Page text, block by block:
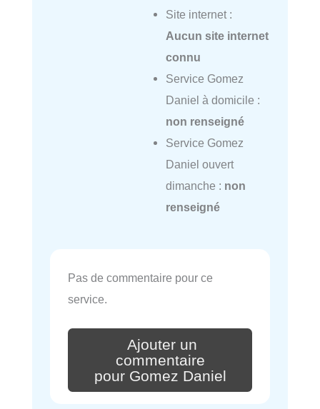
Site internet :
Aucun site internet
connu
Service Gomez
Daniel à domicile :
non renseigné
Service Gomez
Daniel ouvert
dimanche : non
renseigné
Pas de commentaire pour ce
service.
Ajouter un
commentaire
pour Gomez Daniel